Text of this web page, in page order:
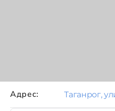
Адрес: Таганрог,